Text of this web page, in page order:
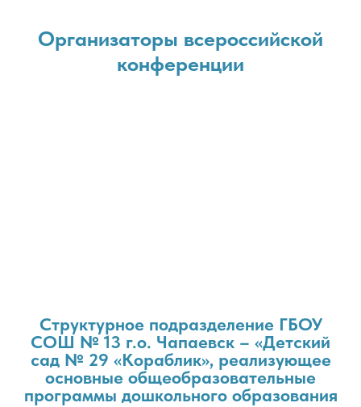
Организаторы всероссийской
конференции
Структурное подразделение ГБОУ
СОШ № 13 г.о. Чапаевск – «Детский
сад № 29 «Кораблик», реализующее
основные общеобразовательные
программы дошкольного образования